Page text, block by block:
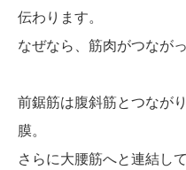
伝わります。
なぜなら、筋肉がつなが
前鋸筋は腹斜筋とつなが
膜。
さらに大腰筋へと連結し